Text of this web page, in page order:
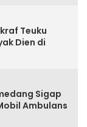
Teuku
Dien di
Sigap
Ambulans